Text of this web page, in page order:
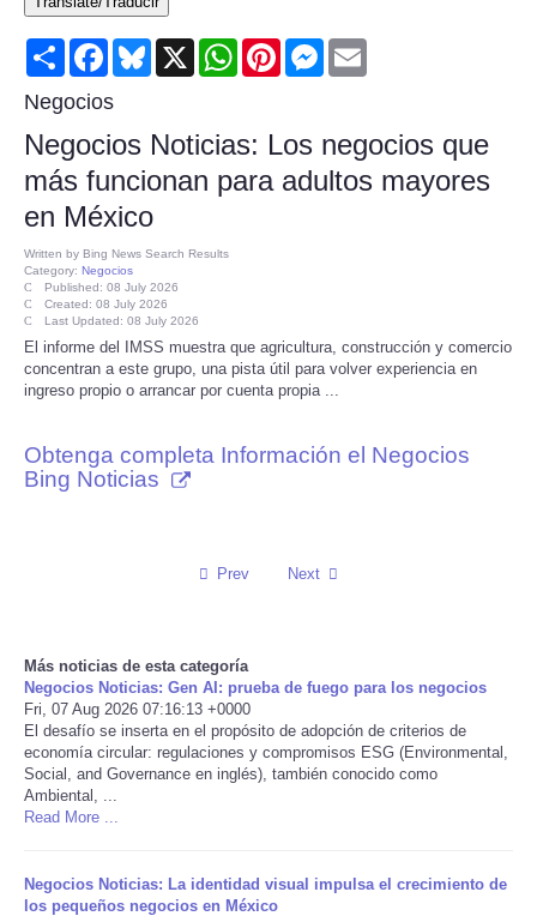
Consumer
Consumer Affairs Recalls
Food & Drug Recalls
Product Safety News
Entertainment
Health
Pets
Politics
Social
Sports
Technology
Travel
Share FacebookBluesky
X WhatsAppPinterestMessenger
Negocios
Negocios Noticias: Los negocios que
más funcionan para adultos mayores
en México
Written by Bing News Search Results
Category: Negocios
Published: 08 July 2026
Created: 08 July 2026
Last Updated: 08 July 2026
El informe del IMSS muestra que agricultura, construcción y comercio
concentran a este grupo, una pista útil para volver experiencia en
ingreso propio o arrancar por cuenta propia ...
Obtenga completa Información el Negocios
Bing Noticias
Prev Next
Más noticias de esta categoría
Negocios Noticias: Gen AI: prueba de fuego para los negocios
Fri, 07 Aug 2026 07:16:13 +0000
El desafío se inserta en el propósito de adopción de criterios de
economía circular: regulaciones y compromisos ESG (Environmental,
Social, and Governance en inglés), también conocido como
Ambiental, ...
Read More ...
Negocios Noticias: La identidad visual impulsa el crecimiento de
los pequeños negocios en México